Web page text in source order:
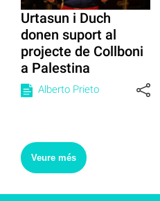
Urtasun i Duch
donen suport al
projecte de Collboni
a Palestina
Alberto Prieto
Veure més